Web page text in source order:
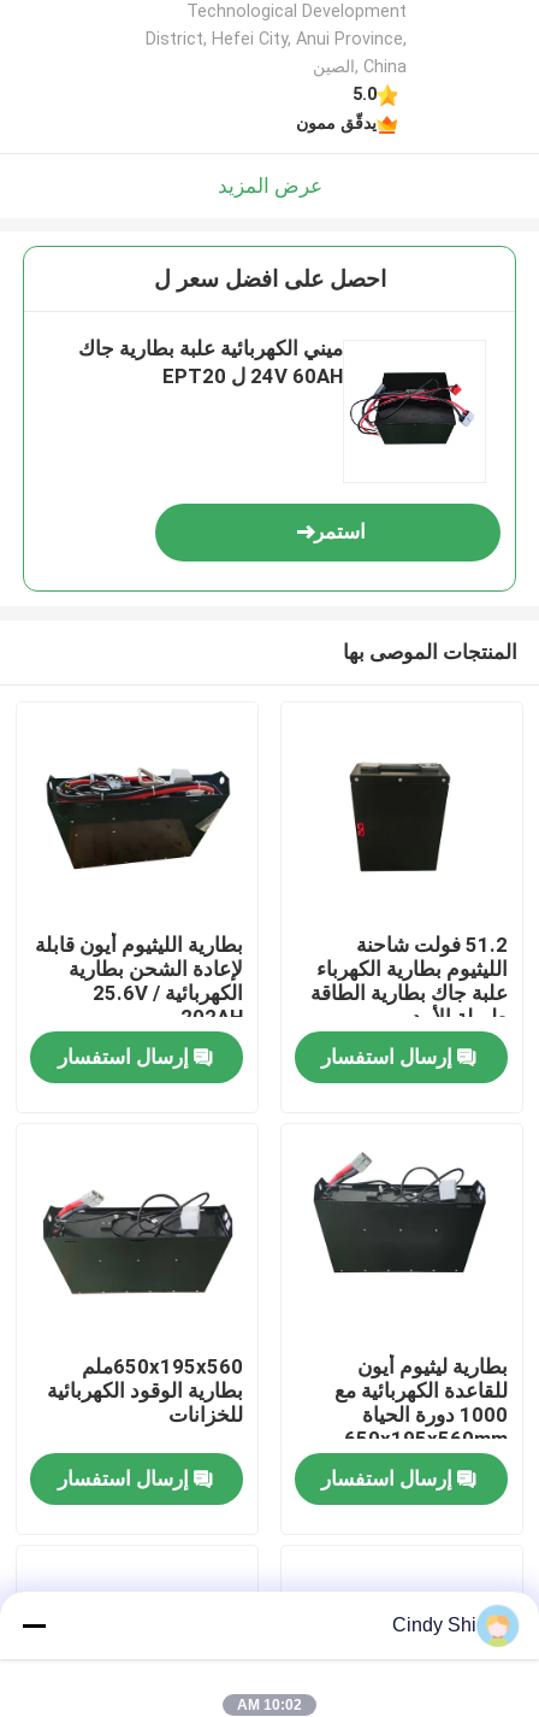
بيت
معلومات عنا
جولة في المعمل
اطلب اقتباس
بطارية الليثيوم رافعة شوكية
48 فولت بطارية ليثيوم أيون لفورت
Technological Development
District, Hefei City, Anui Province,
China ,الصين
5.0
يدقّق ممون
عرض المزيد
احصل على افضل سعر ل
ميني الكهربائية علبة بطارية جاك
24V 60AH ل EPT20
استمر
المنتجات الموصى بها
51.2 فولت شاحنة
الليثيوم بطارية الكهرباء
علبة جاك بطارية الطاقة
طويلة الأمد
إرسال استفسار
بطارية الليثيوم أيون قابلة
لإعادة الشحن بطارية
الكهربائية 25.6V /
202AH
إرسال استفسار
بطارية ليثيوم أيون
للقاعدة الكهربائية مع
1000 دورة الحياة
650x195x560mm
إرسال استفسار
650x195x560ملم
بطارية الوقود الكهربائية
للخزانات
إرسال استفسار
Cindy Shi
10:02 AM